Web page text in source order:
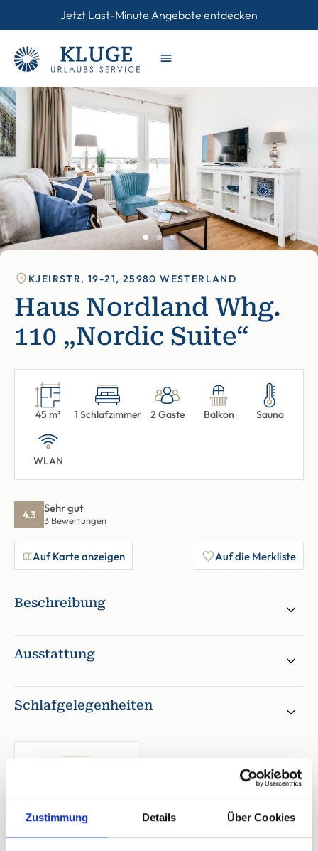
Zustimmung Details Über Cookies
Jetzt Last-Minute Angebote entdecken
KJEIRSTR, 19-21, 25980 WESTERLAND
Haus Nordland Whg.
110 „Nordic Suite“
45 m² 1 Schlafzimmer 2 Gäste Balkon Sauna
WLAN
4.3 Sehr gut
3 Bewertungen
Auf Karte anzeigen Auf die Merkliste
Beschreibung
Ausstattung
Schlafgelegenheiten
Breite 170-180 cm